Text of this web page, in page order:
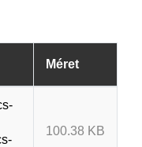
Méret
100.38 KB